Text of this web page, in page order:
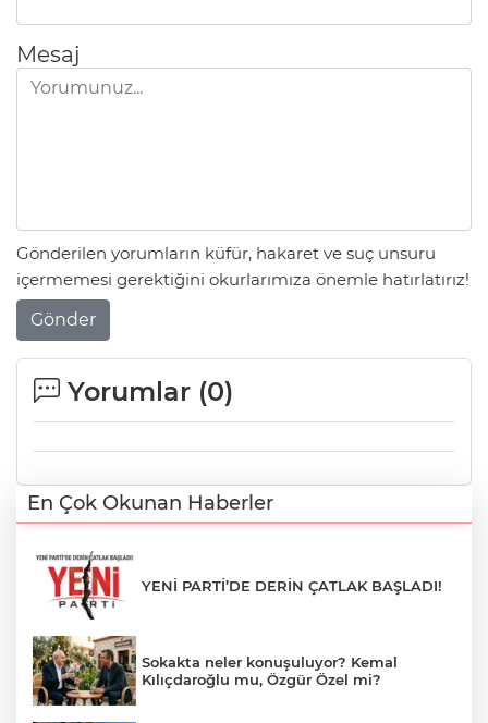
Mesaj
Gönderilen yorumların küfür, hakaret ve suç unsuru
içermemesi gerektiğini okurlarımıza önemle hatırlatırız!
Gönder
Yorumlar (0)
En Çok Okunan Haberler
YENİ PARTİ’DE DERİN ÇATLAK BAŞLADI!
Sokakta neler konuşuluyor? Kemal
Kılıçdaroğlu mu, Özgür Özel mi?